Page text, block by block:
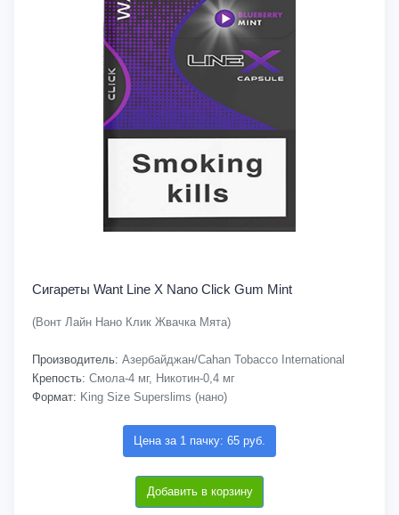
Сигареты Want Line X Nano Click Gum Mint
(Вонт Лайн Нано Клик Жвачка Мята)
Производитель: Азербайджан/Cahan Tobacco International
Крепость: Смола-4 мг, Никотин-0,4 мг
Формат: King Size Superslims (нано)
Цена за 1 пачку: 65 руб.
Добавить в корзину